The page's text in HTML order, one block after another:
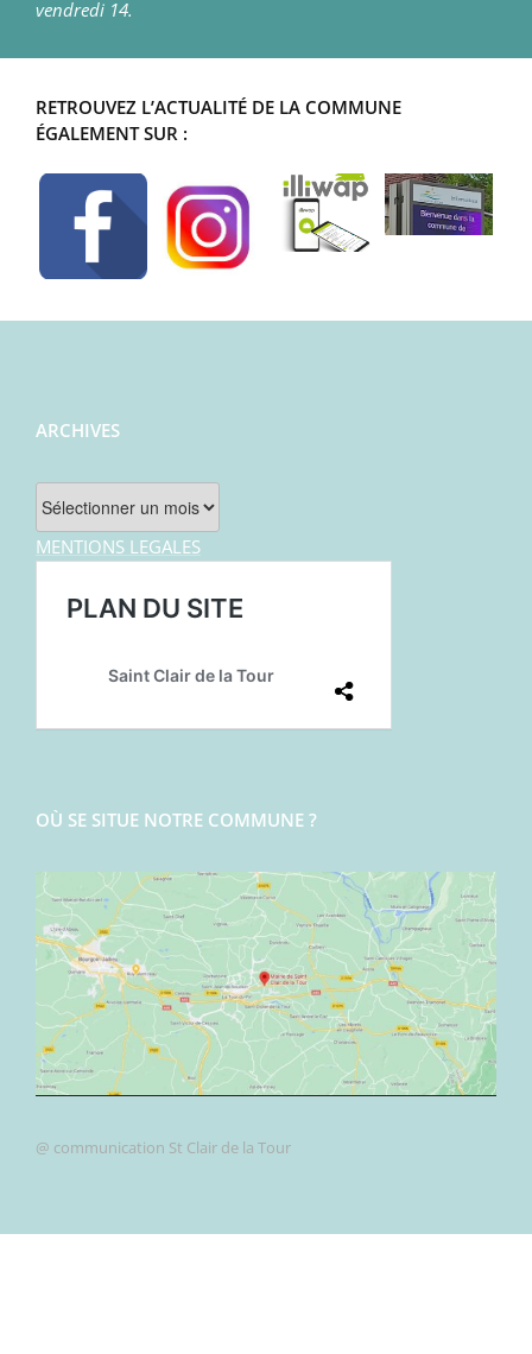
vendredi 14.
RETROUVEZ L’ACTUALITÉ DE LA COMMUNE
ÉGALEMENT SUR :
ARCHIVES
Archives
MENTIONS LEGALES
OÙ SE SITUE NOTRE COMMUNE ?
@ communication St Clair de la Tour